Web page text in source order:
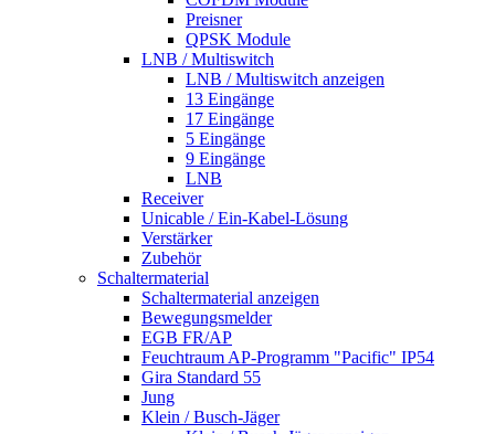
Preisner
QPSK Module
LNB / Multiswitch
LNB / Multiswitch anzeigen
13 Eingänge
17 Eingänge
5 Eingänge
9 Eingänge
LNB
Receiver
Unicable / Ein-Kabel-Lösung
Verstärker
Zubehör
Schaltermaterial
Schaltermaterial anzeigen
Bewegungsmelder
EGB FR/AP
Feuchtraum AP-Programm "Pacific" IP54
Gira Standard 55
Jung
Klein / Busch-Jäger